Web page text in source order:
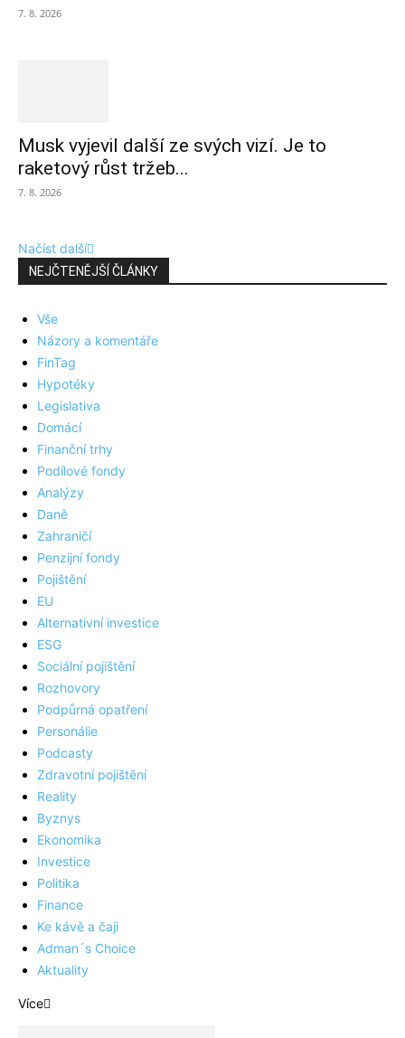
7. 8. 2026
Musk vyjevil další ze svých vizí. Je to
raketový růst tržeb...
7. 8. 2026
Načíst další
NEJČTENĚJŠÍ ČLÁNKY
Vše
Názory a komentáře
FinTag
Hypotéky
Legislativa
Domácí
Finanční trhy
Podílové fondy
Analýzy
Daně
Zahraničí
Penzijní fondy
Pojištění
EU
Alternativní investice
ESG
Sociální pojištění
Rozhovory
Podpůrná opatření
Personálie
Podcasty
Zdravotní pojištění
Reality
Byznys
Ekonomika
Investice
Politika
Finance
Ke kávě a čaji
Adman´s Choice
Aktuality
Více